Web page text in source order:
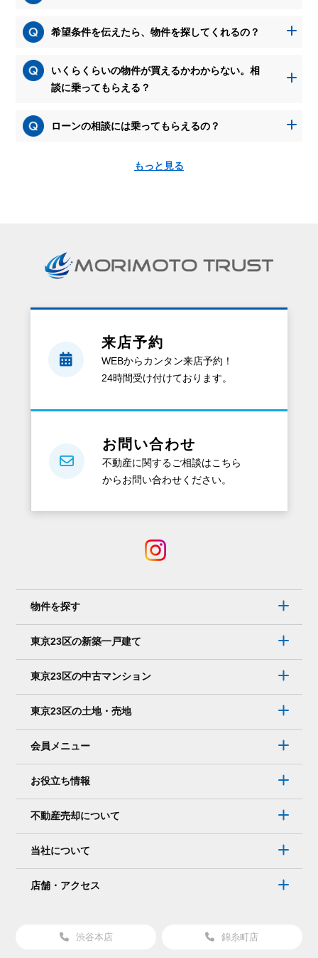
希望条件を伝えたら、物件を探してくれるの？
いくらくらいの物件が買えるかわからない。相
談に乗ってもらえる？
ローンの相談には乗ってもらえるの？
もっと見る
求
を
る
ん
料
ら
の？
で
は
く、
ー
で
絡
取
た
来店予約
WEBからカンタン来店予約！
24時間受け付けております。
お問い合わせ
不動産に関するご相談はこちら
からお問い合わせください。
物件を探す
東京23区の新築一戸建て
東京23区の中古マンション
東京23区の土地・売地
会員メニュー
お役立ち情報
不動産売却について
当社について
店舗・アクセス
渋谷本店 錦糸町店